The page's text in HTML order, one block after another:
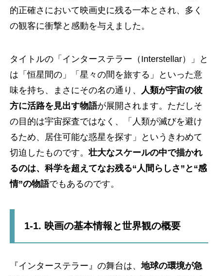
的正確さにおいて映画史に残る一本とされ、多く
の観客に衝撃と感動を与えました。
タイトルの「インターステラー（Interstellar）」と
は「恒星間の」「星々の間を旅する」といった意
味を持ち、まさにその名の通り、 人類が宇宙の彼
方に活路を見出す物語が展開されます。ただしそ
の目的は宇宙探査ではなく、「人類が滅びを避け
るため、居住可能な惑星を探す」というきわめて
切迫したものです。壮大なスケールの中で描かれ
るのは、科学を超えてなお残る“人間らしさ”と“感
情”の物語でもあるのです。
1-1. 映画の基本情報と世界観の概要
『インターステラー』の舞台は、地球の環境が急